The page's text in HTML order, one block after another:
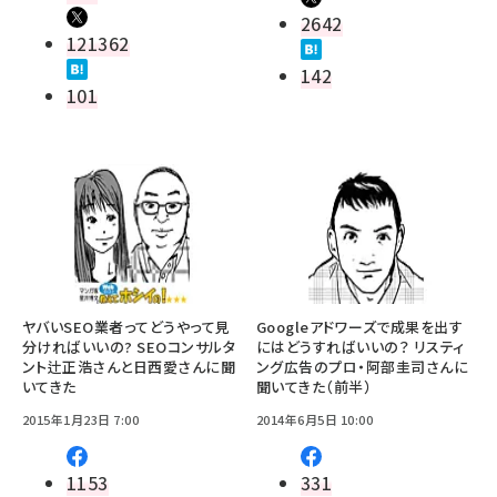
121362
101
2642
142
ヤバいSEO業者ってどうやって見
分ければいいの? SEOコンサルタ
ント辻正浩さんと日西愛さんに聞
いてきた
2015年1月23日 7:00
1153
Googleアドワーズで成果を出す
にはどうすればいいの？ リスティ
ング広告のプロ・阿部圭司さんに
聞いてきた（前半）
2014年6月5日 10:00
331